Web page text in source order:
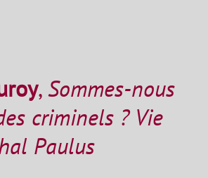
,Sommes-nous
criminels ? Vie
Paulus